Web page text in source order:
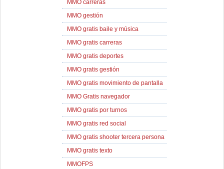
MMO carreras
MMO gestión
MMO gratis baile y música
MMO gratis carreras
MMO gratis deportes
MMO gratis gestión
MMO gratis movimiento de pantalla
MMO Gratis navegador
MMO gratis por turnos
MMO gratis red social
MMO gratis shooter tercera persona
MMO gratis texto
MMOFPS